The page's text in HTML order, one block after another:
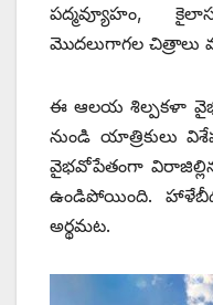
పద్మవ్యూహం,
మొదలుగాగల చిత్రాలు
ఈ ఆలయ శిల్పకళా
నుండి యాత్రికులు
వైభవోపేతంగా
ఉండిపోయింది.
అర్థమట.